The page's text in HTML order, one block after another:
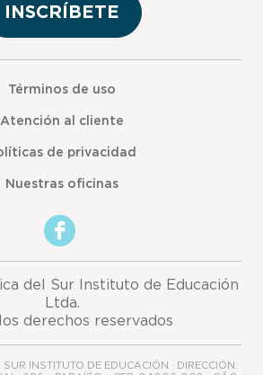
INSCRÍBETE
Términos de uso
Atención al cliente
de privacidad
Nuestras oficinas
del Sur Instituto de Educación
Ltda.
los derechos reservados
INSTITUTO DE EDUCACIÓN · DIRECCIÓN: